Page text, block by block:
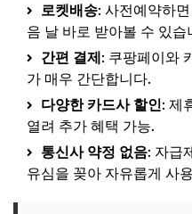
로켓배송: 사전예약하
음 날 바로 받아볼 수 있습
간편 결제: 쿠팡페이와
가 매우 간단합니다.
다양한 카드사 할인: 제
열려 추가 혜택 가능.
통신사 약정 없음: 자급
유심을 꽂아 자유롭게 사